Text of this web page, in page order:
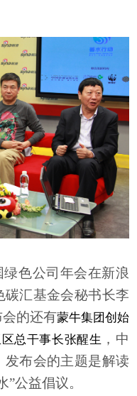
色公司年会在新浪
碳汇基金会秘书长李
的还有蒙牛集团创始
总干事长张醒生 ，中
发布会的主题是解读
公益倡议。